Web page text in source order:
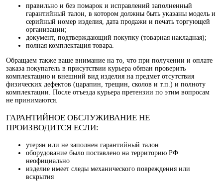
правильно и без помарок и исправлений заполненный
гарантийный талон, в котором должны быть указаны модель и
серийный номер изделия, дата продажи и печать торгующей
организации;
документ, подтверждающий покупку (товарная накладная);
полная комплектация товара.
Обращаем также ваше внимание на то, что при получении и оплате
заказа покупатель в присутствии курьера обязан проверить
комплектацию и внешний вид изделия на предмет отсутствия
физических дефектов (царапин, трещин, сколов и т.п.) и полноту
комплектации. После отъезда курьера претензии по этим вопросам
не принимаются.
ГАРАНТИЙНОЕ ОБСЛУЖИВАНИЕ НЕ
ПРОИЗВОДИТСЯ ЕСЛИ:
утерян или не заполнен гарантийный талон
оборудование было поставлено на территорию РФ
неофициально
изделие имеет следы механического повреждения или
вскрытия